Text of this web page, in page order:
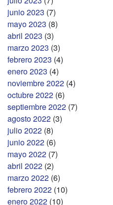
junio 2023 (7)
mayo 2023 (8)
abril 2023 (3)
marzo 2023 (3)
febrero 2023 (4)
enero 2023 (4)
noviembre 2022 (4)
octubre 2022 (6)
septiembre 2022 (7)
agosto 2022 (3)
julio 2022 (8)
junio 2022 (6)
mayo 2022 (7)
abril 2022 (2)
marzo 2022 (6)
febrero 2022 (10)
enero 2022 (10)